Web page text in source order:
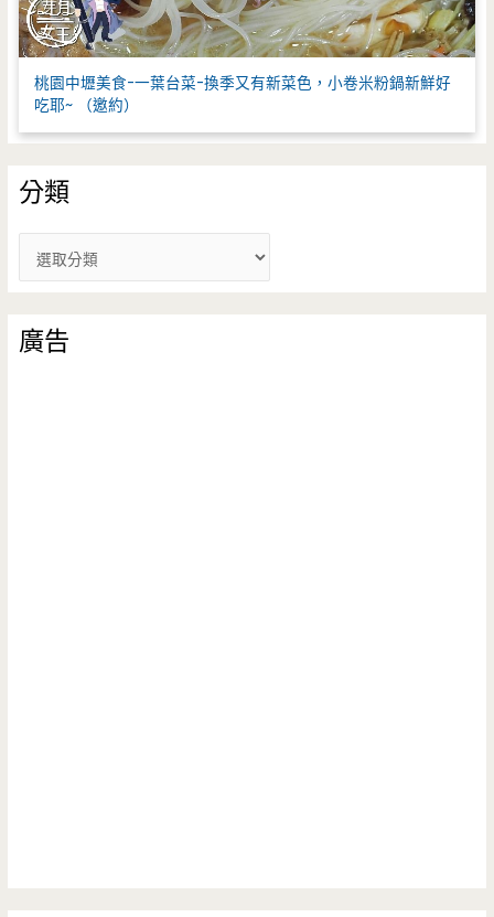
桃園中壢美食-一葉台菜-換季又有新菜色，小卷米粉鍋新鮮好
吃耶~ （邀約）
分類
類
廣告